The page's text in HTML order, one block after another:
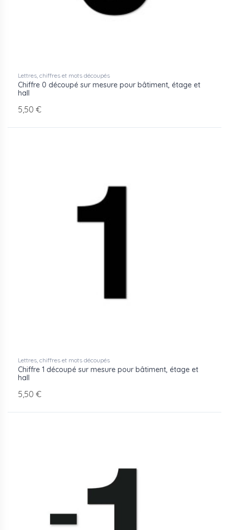
19 références standards disponibles
Lettres, chiffres et mots découpés
Chiffre 0 découpé sur mesure pour bâtiment, étage et
hall
5,50 €
Lettres, chiffres et mots découpés
Chiffre 1 découpé sur mesure pour bâtiment, étage et
hall
5,50 €